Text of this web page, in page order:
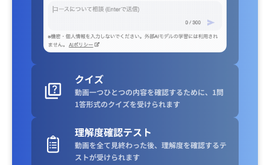
クイズ
動画一つひとつの内容を確認するために、1問
1答形式のクイズを受けられます
理解度確認テスト
動画を全て見終わった後、理解度を確認するテ
ストが受けられます